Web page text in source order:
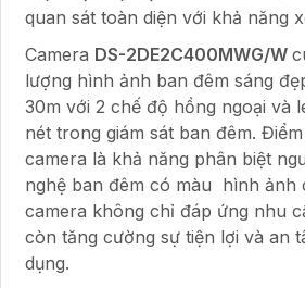
quan sát toàn diện với khả năng
Camera DS-2DE2C400MWG/W
lượng hình ảnh ban đêm sáng
30m với 2 chế độ hồng ngoại và
nét trong giám sát ban đêm.
camera là khả năng phân biệt
nghệ ban đêm có màu hình ảnh
camera không chỉ đáp ứng nhu
còn tăng cường sự tiện lợi và an
dụng.